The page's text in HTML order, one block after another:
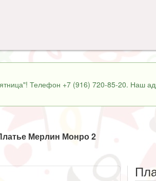
Телефон +7 (916) 720-85-20. Наш
Мерлин Монро 2